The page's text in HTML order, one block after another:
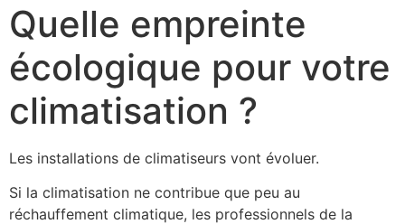
Quelle empreinte
écologique pour votre
climatisation ?
Les installations de climatiseurs vont évoluer.
Si la climatisation ne contribue que peu au
réchauffement climatique, les professionnels de la